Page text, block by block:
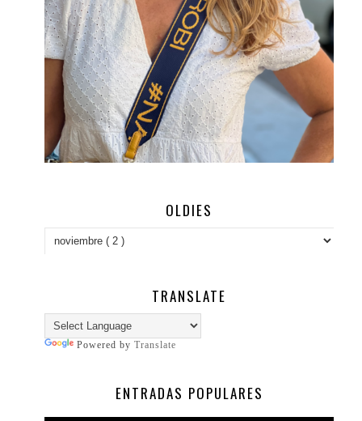
OLDIES
TRANSLATE
Powered by Translate
ENTRADAS POPULARES